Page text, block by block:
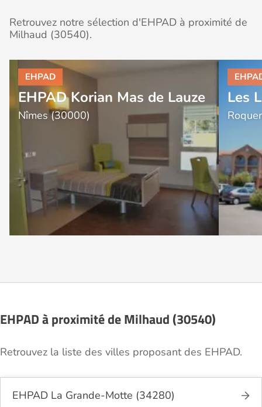
Retrouvez notre sélection d'EHPAD à proximité de
Milhaud (30540).
EHPAD Korian Mas de Lauze
Nîmes (30000)
Les
EHPAD à proximité de Milhaud (30540)
Retrouvez la liste des villes proposant des EHPAD.
EHPAD La Grande-Motte (34280)